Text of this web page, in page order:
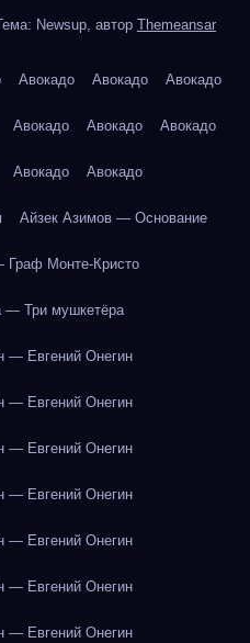
Newsup, автор Themeansar
Авокадо Авокадо Авокадо
Авокадо Авокадо Авокадо
Авокадо Авокадо
Айзек Азимов — Основание
Монте-Кристо
Три мушкетёра
— Евгений Онегин
— Евгений Онегин
— Евгений Онегин
— Евгений Онегин
— Евгений Онегин
— Евгений Онегин
— Евгений Онегин